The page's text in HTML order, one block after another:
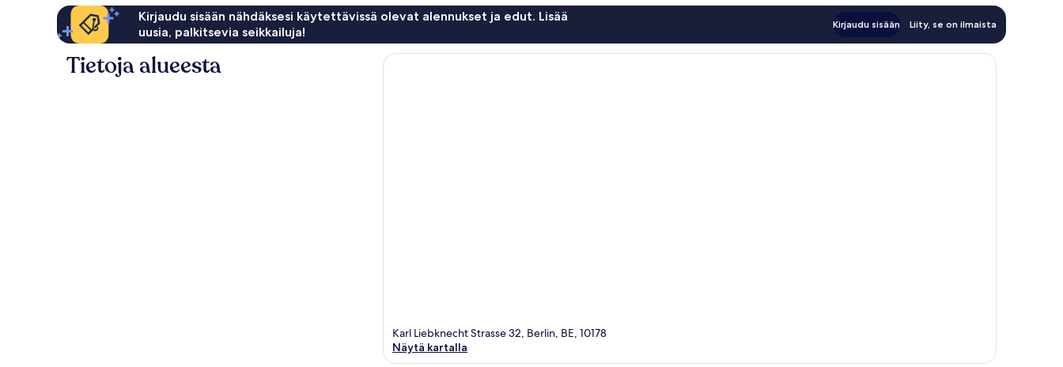
Kirjaudu sisään nähdäksesi käytettävissä olevat alennukset ja edut. Lisää
uusia, palkitsevia seikkailuja!
Kirjaudu sisään Liity, se on ilmaista
Tietoja alueesta
Karl Liebknecht Strasse 32, Berlin, BE, 10178
Näytä kartalla